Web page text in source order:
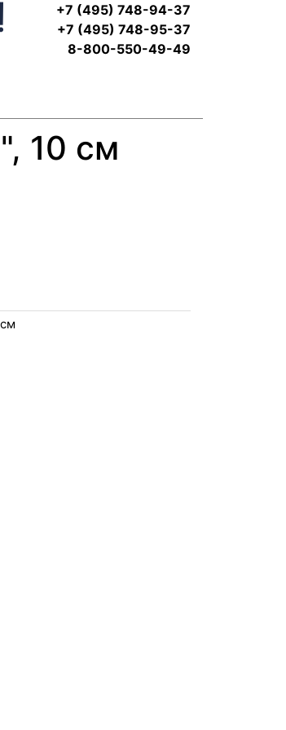
+7 (495) 748-94-37
+7 (495) 748-95-37
8-800-550-49-49
10 см